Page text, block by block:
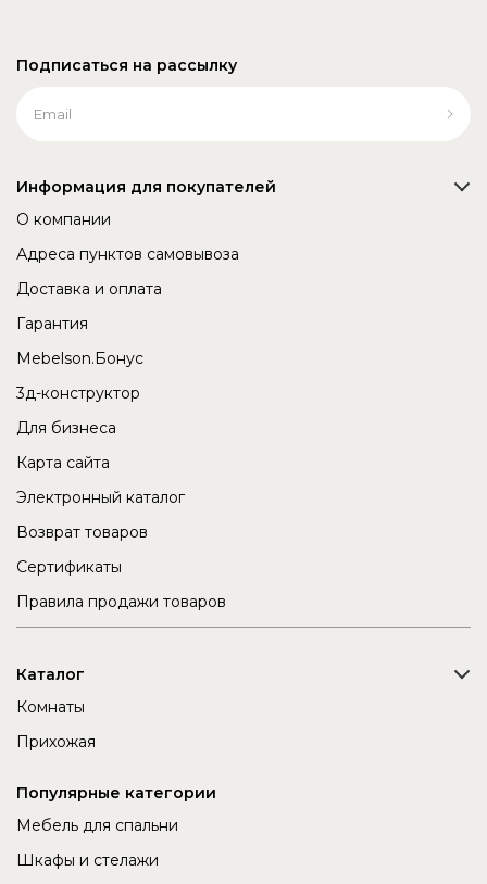
Подписаться на рассылку
Информация для покупателей
О компании
Адреса пунктов самовывоза
Доставка и оплата
Гарантия
Mebelson.Бонус
3д-конструктор
Для бизнеса
Карта сайта
Электронный каталог
Возврат товаров
Сертификаты
Правила продажи товаров
Каталог
Комнаты
Прихожая
Популярные категории
Мебель для спальни
Шкафы и стелажи